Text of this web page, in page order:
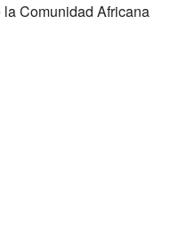
Comunidad Africana